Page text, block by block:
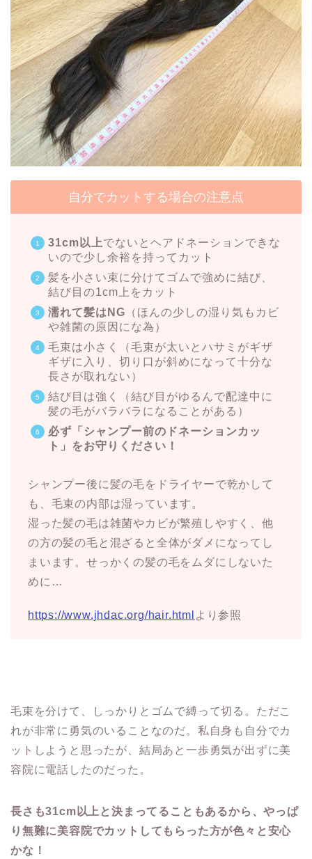
自分でカットする場合の注意点
31cm以上でないとヘアドネーションできな
いので少し余裕を持ってカット
髪を小さい束に分けてゴムで強めに結び、
結び目の1cm上をカット
濡れて髪はNG （ほんの少しの湿り気もカビ
や雑菌の原因にな為）
毛束は小さく（毛束が太いとハサミがギザ
ギザに入り、切り口が斜めになって十分な
長さが取れない）
結び目は強く（結び目がゆるんで配達中に
髪の毛がバラバラになることがある）
必ず「シャンプー前のドネーションカッ
ト」をお守りください！
シャンプー後に髪の毛をドライヤーで乾かして
も、毛束の内部は湿っています。
湿った髪の毛は雑菌やカビが繁殖しやすく、他
の方の髪の毛と混ざると全体がダメになってし
まいます。せっかくの髪の毛をムダにしないた
めに…
https://www.jhdac.org/hair.html より参照
毛束を分けて、しっかりとゴムで縛って切る。ただこ
れが非常に勇気のいることなのだ。私自身も自分でカ
ットしようと思ったが、結局あと一歩勇気が出ずに美
容院に電話したのだった。
長さも31cm以上と決まってることもあるから、やっぱ
り無難に美容院でカットしてもらった方が色々と安心
かな！